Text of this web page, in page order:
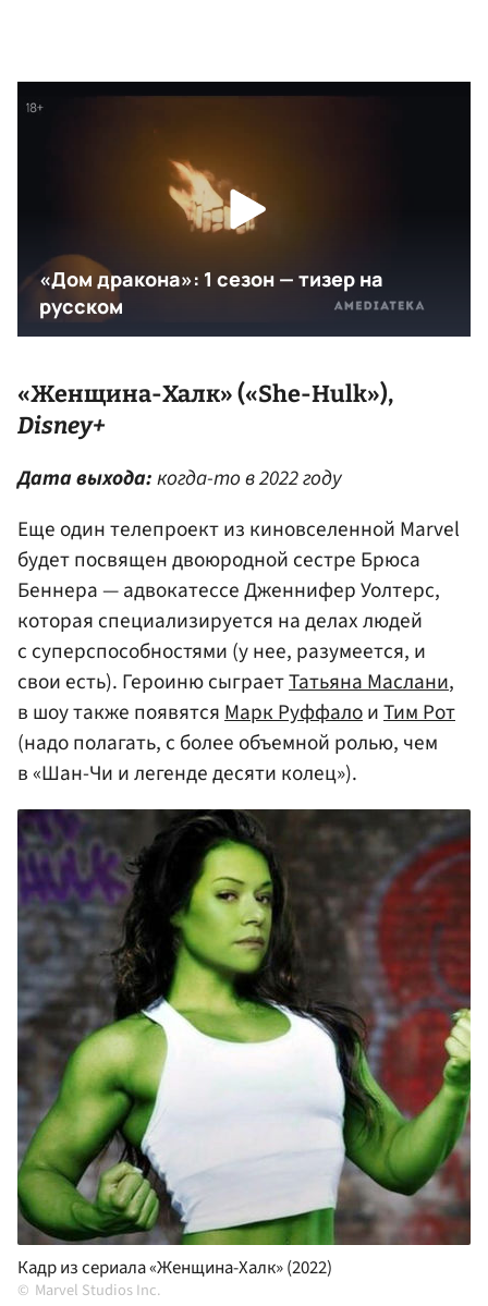
«Женщина-Халк» («She-Hulk»),
Disney+
Дата выхода:когда-то в 2022 году
Еще один телепроект из киновселенной Marvel
будет посвящен двоюродной сестре Брюса
Беннера — адвокатессе Дженнифер Уолтерс,
которая специализируется на делах людей
с суперспособностями (у нее, разумеется, и
свои есть). Героиню сыграетТатьяна Маслани,
в шоу также появятсяМарк РуффалоиТим Рот
(надо полагать, с более объемной ролью, чем
в «Шан-Чи и легенде десяти колец»).
Кадр из сериала «Женщина-Халк» (2022)
Marvel Studios Inc.